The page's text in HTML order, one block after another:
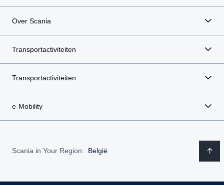
Over Scania
Transportactiviteiten
Transportactiviteiten
e-Mobility
Scania in Your Region: België